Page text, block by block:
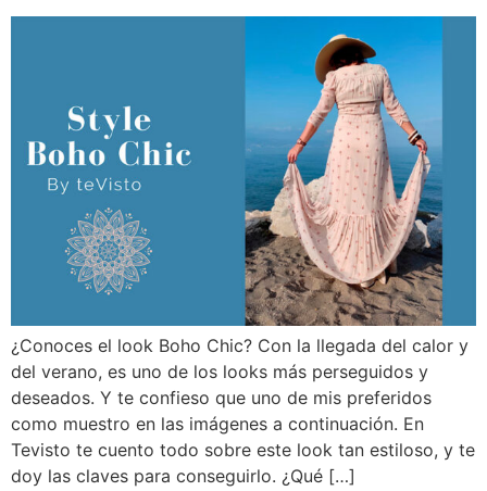
¿Conoces el look Boho Chic? Con la llegada del calor y
del verano, es uno de los looks más perseguidos y
deseados. Y te confieso que uno de mis preferidos
como muestro en las imágenes a continuación. En
Tevisto te cuento todo sobre este look tan estiloso, y te
doy las claves para conseguirlo. ¿Qué […]